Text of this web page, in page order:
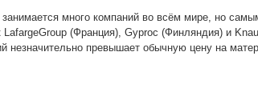
занимается много компаний во всём мире, но
LafargeGroup (Франция), Gyproc (Финляндия) и
незначительно превышает обычную цену на